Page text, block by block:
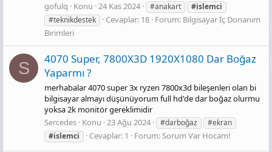
gofulq
Konu 24 Kas 2024 #anakart
#islemci
#teknikdestek
Cevaplar: 18 Forum: Bilgisayar İç Donanım
Birimleri
S
4070 Super, 7800X3D 1920X1080 Dar Boğaz
Yaparmı ?
merhabalar 4070 super 3x ryzen 7800x3d bileşenleri olan bi
bilgisayar almayı düşünüyorum full hd'de dar boğaz olurmu
yoksa 2k monitör gereklimidir
Sercedes Konu 23 Ağu 2024 #darboğaz
#ekran
#islemci
Cevaplar: 1 Forum:Sorum Var Hocam!